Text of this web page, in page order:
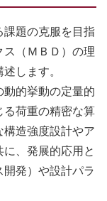
題の克服を目指
ス（ＭＢＤ）の理
します。
的挙動の定量的
る荷重の精密な算
構造強度設計やア
、発展的応用と
発）や設計パラ